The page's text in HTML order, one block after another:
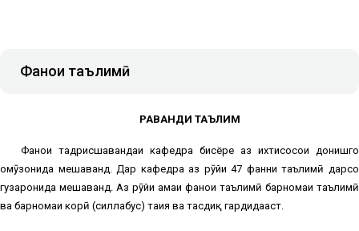
Фанҳои таълимӣ
РАВАНДИ ТАЪЛИМ
Фанҳои тадрисшавандаи кафедра бисёре аз ихтисосҳои донишгоҳ
омӯзонида мешаванд. Дар кафедра аз рӯйи 47 фанни таълимӣ дарсҳо
гузаронида мешаванд. Аз рӯйи ҳамаи фанҳои таълимӣ барномаи таълимӣ
ва барномаи корӣ (силлабус) таҳия ва тасдиқ гардидааст.